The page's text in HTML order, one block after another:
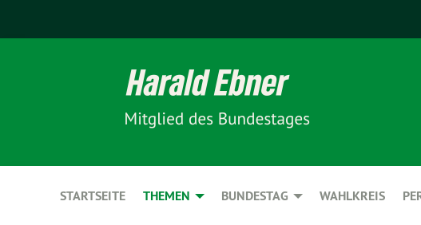
STARTSEITE THEMEN BUNDESTAG WAHLKREIS